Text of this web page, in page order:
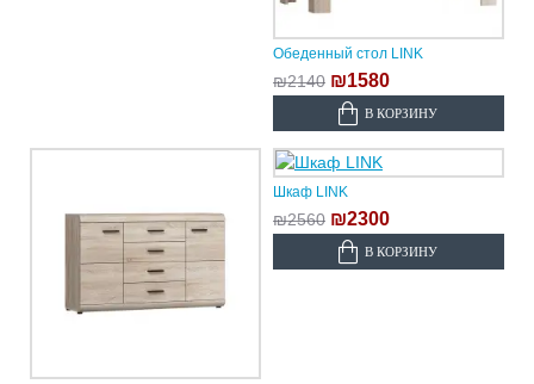
Обеденный стол LINK
₪2140 ₪1580
В КОРЗИНУ
Шкаф LINK
₪2560 ₪2300
В КОРЗИНУ